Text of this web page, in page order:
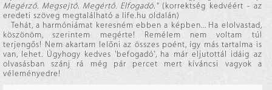
Megérző. Megsejtő. Megértő. Elfogadó."(korrektség kedvéért - az
eredeti szöveg megtalálható a life.hu oldalán)
Tehát, a harmóniámat keresném ebben a képben... Ha elolvastad,
köszönöm, szerintem megérte! Remélem nem voltam túl
terjengős! Nem akartam lelőni az összes poént, így más tartalma is
van, lehet. Úgyhogy kedves 'befogadó', ha már eljutottál idáig az
olvasásban szánj rá még pár percet mert kíváncsi vagyok a
véleményedre!